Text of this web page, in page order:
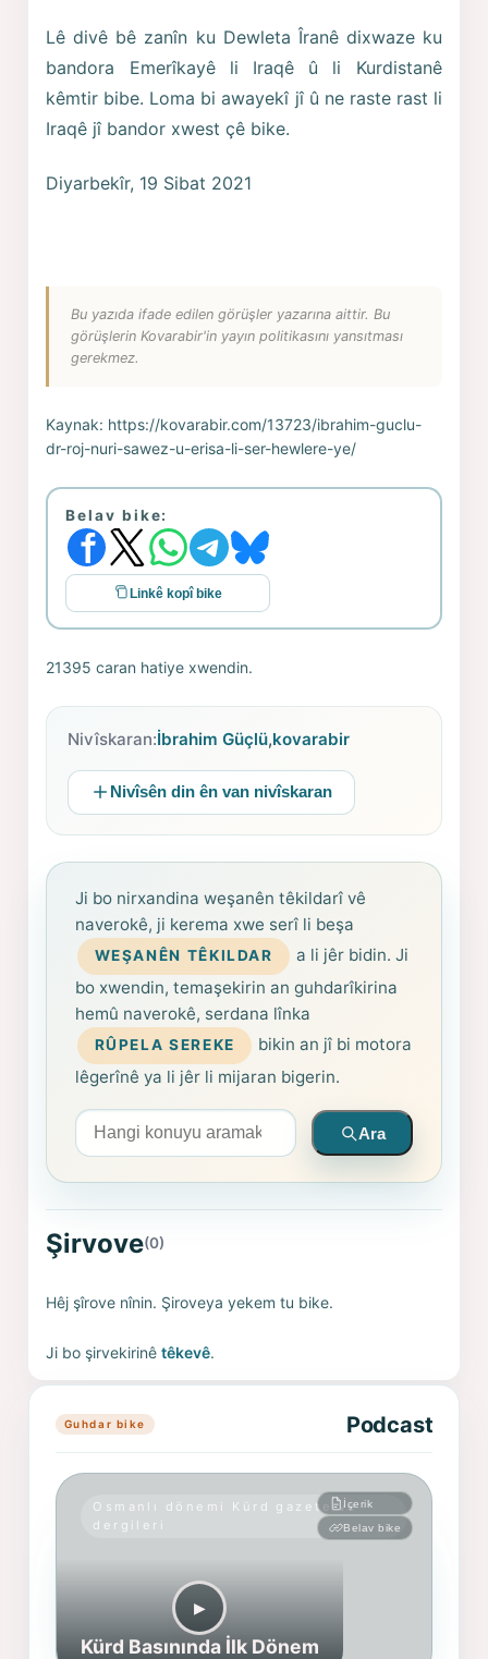
Lê divê bê zanîn ku Dewleta Îranê dixwaze ku
bandora Emerîkayê li Iraqê û li Kurdistanê
kêmtir bibe. Loma bi awayekî jî û ne raste rast li
Iraqê jî bandor xwest çê bike.
Diyarbekîr, 19 Sibat 2021
Bu yazıda ifade edilen görüşler yazarına aittir. Bu
görüşlerin Kovarabir'in yayın politikasını yansıtması
gerekmez.
Kaynak: https://kovarabir.com/13723/ibrahim-guclu-
dr-roj-nuri-sawez-u-erisa-li-ser-hewlere-ye/
Belav bike:
Linkê kopî bike
21395 caran hatiye xwendin.
Nivîskaran:İbrahim Güçlü,kovarabir
Nivîsên din ên van nivîskaran
Ji bo nirxandina weşanên têkildarî vê
naverokê, ji kerema xwe serî li beşa
WEŞANÊN TÊKILDAR
a li jêr bidin. Ji
bo xwendin, temaşekirin an guhdarîkirina
hemû naverokê, serdana lînka
RÛPELA SEREKE
bikin an jî bi motora
lêgerînê ya li jêr li mijaran bigerin.
Arama yapın
Ara
Şirvove(0)
Hêj şîrove nînin. Şiroveya yekem tu bike.
Ji bo şirvekirinêtêkevê.
Guhdar bike Podcast
Osmanlı dönemi Kürd gazete ve
dergileri
İçerik
Belav bike
▶︎
Kürd Basınında İlk Dönem